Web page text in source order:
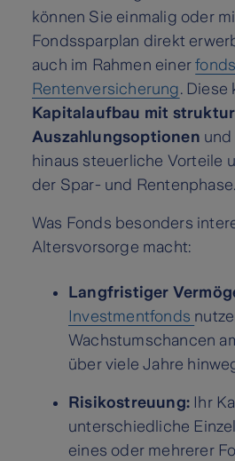
können Sie einmalig oder
Fondssparplan direkt
auch im Rahmen einer
Rentenversicherung. Diese
Kapitalaufbau mit
Auszahlungsoptionen
hinaus steuerliche Vorteile
der Spar- und Rentenphase.
Was Fonds besonders
Altersvorsorge macht:
Langfristiger
Investmentfonds
Wachstumschancen
über viele Jahre
Risikostreuung: Ihr
unterschiedliche
eines oder mehrerer